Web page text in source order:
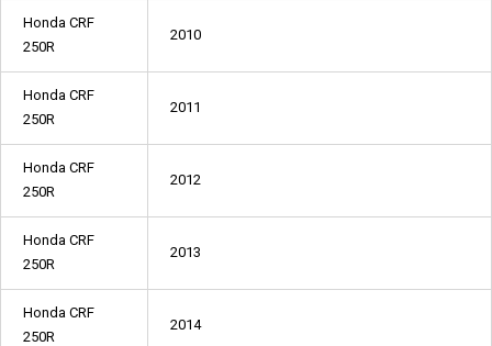
Honda CRF
250R
2010
Honda CRF
250R
2011
Honda CRF
250R
2012
Honda CRF
250R
2013
Honda CRF
250R
2014